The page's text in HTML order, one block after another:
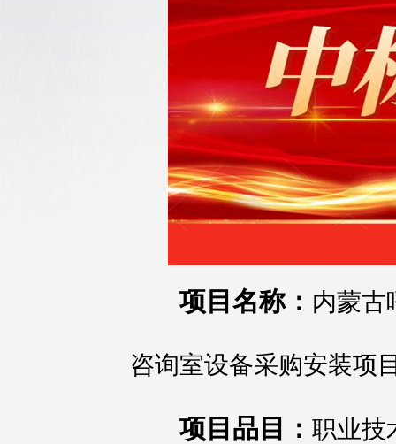
项目名称： 内蒙古
咨询室设备采购安装项
项目品目： 职业技